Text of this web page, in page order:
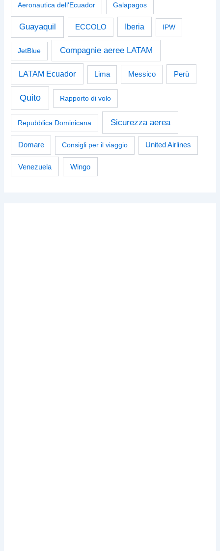
Aeronautica dell'Ecuador Galapagos
Guayaquil ECCOLO Iberia IPW
JetBlue Compagnie aeree LATAM
LATAM Ecuador Lima Messico Perù
Quito Rapporto di volo
Repubblica Dominicana Sicurezza aerea
Domare Consigli per il viaggio United Airlines
Venezuela Wingo